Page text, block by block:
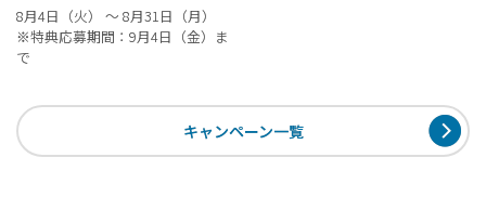
8月4日（火） ～ 8月31日（月）
※特典応募期間：9月4日（金）ま
で
キャンペーン一覧